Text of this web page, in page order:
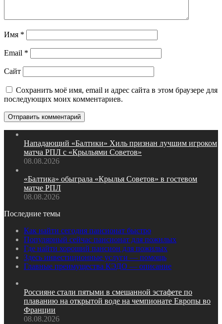
Имя *
Email *
Сайт
Сохранить моё имя, email и адрес сайта в этом браузере для
последующих моих комментариев.
Нападающий «Балтики» Хиль признан лучшим игроком
матча РПЛ с «Крыльями Советов»
08.08.2026
«Балтика» обыграла «Крылья Советов» в гостевом
матче РПЛ
08.08.2026
Последние темы
Как найти сегодня пансионат быстро
Популярный сейчас пансионат для пожилых
Где найти хороший пансион для пожилых
Здесь инвестиционные услуги — помощь
Главные преимущества КЭДО — описание
Россияне стали пятыми в смешанной эстафете по
плаванию на открытой воде на чемпионате Европы во
Франции
08.08.2026